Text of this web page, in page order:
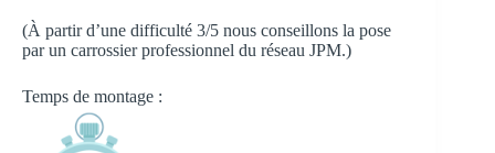
(À partir d’une difficulté 3/5 nous conseillons la pose
par un carrossier professionnel du réseau JPM.)
Temps de montage :